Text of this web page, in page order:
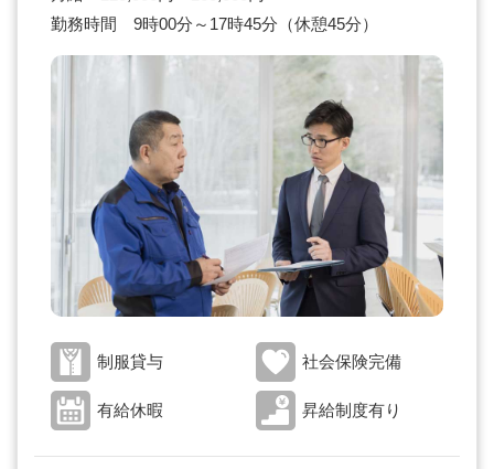
勤務時間 9時00分～17時45分（休憩45分）
制服貸与 社会保険完備
有給休暇 昇給制度有り